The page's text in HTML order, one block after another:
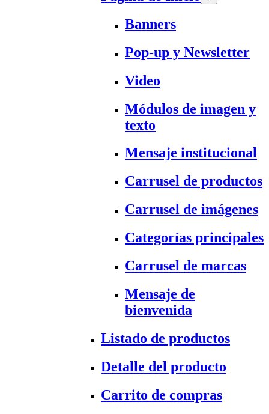
Banners
Pop-up y Newsletter
Video
Módulos de imagen y
texto
Mensaje institucional
Carrusel de productos
Carrusel de imágenes
Categorías principales
Carrusel de marcas
Mensaje de
bienvenida
Listado de productos
Detalle del producto
Carrito de compras